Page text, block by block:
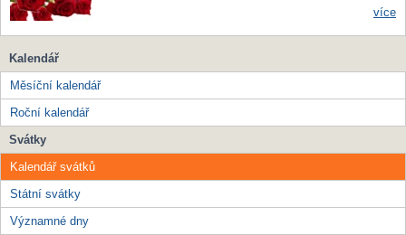
více
Kalendář
Měsíční kalendář
Roční kalendář
Svátky
Kalendář svátků
Státní svátky
Významné dny